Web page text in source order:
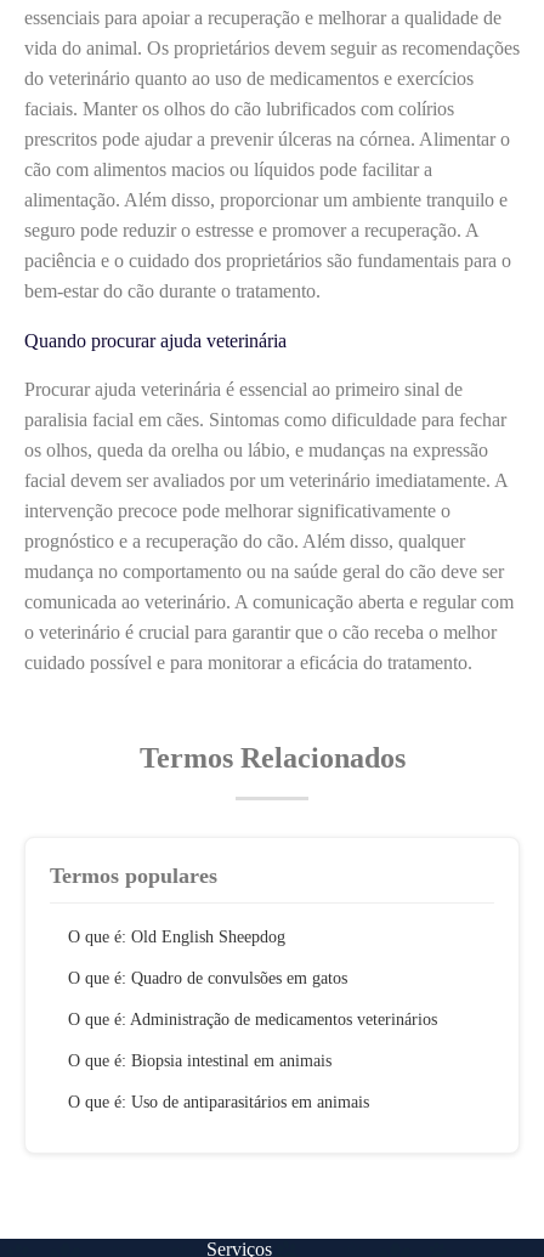
essenciais para apoiar a recuperação e melhorar a qualidade de
vida do animal. Os proprietários devem seguir as recomendações
do veterinário quanto ao uso de medicamentos e exercícios
faciais. Manter os olhos do cão lubrificados com colírios
prescritos pode ajudar a prevenir úlceras na córnea. Alimentar o
cão com alimentos macios ou líquidos pode facilitar a
alimentação. Além disso, proporcionar um ambiente tranquilo e
seguro pode reduzir o estresse e promover a recuperação. A
paciência e o cuidado dos proprietários são fundamentais para o
bem-estar do cão durante o tratamento.
Quando procurar ajuda veterinária
Procurar ajuda veterinária é essencial ao primeiro sinal de
paralisia facial em cães. Sintomas como dificuldade para fechar
os olhos, queda da orelha ou lábio, e mudanças na expressão
facial devem ser avaliados por um veterinário imediatamente. A
intervenção precoce pode melhorar significativamente o
prognóstico e a recuperação do cão. Além disso, qualquer
mudança no comportamento ou na saúde geral do cão deve ser
comunicada ao veterinário. A comunicação aberta e regular com
o veterinário é crucial para garantir que o cão receba o melhor
cuidado possível e para monitorar a eficácia do tratamento.
Termos Relacionados
Termos populares
O que é: Old English Sheepdog
O que é: Quadro de convulsões em gatos
O que é: Administração de medicamentos veterinários
O que é: Biopsia intestinal em animais
O que é: Uso de antiparasitários em animais
Serviços